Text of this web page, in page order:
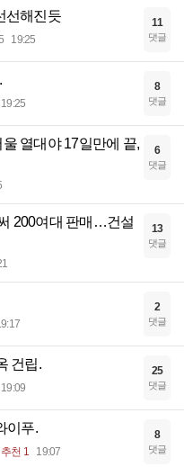
선해진듯
19:25
11
댓글
19:25
8
댓글
열대야 17일만에 끝,
6
댓글
200여대 판매…건설
13
댓글
2
댓글
건립.
19:09
25
댓글
이푸.
추천 1 19:07
8
댓글